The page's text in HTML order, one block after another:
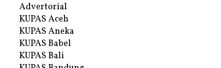
Advertorial
KUPAS Aceh
KUPAS Aneka
KUPAS Babel
KUPAS Bali